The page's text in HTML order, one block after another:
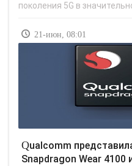
поколения 5G в
21-июн, 08:01
Qualcomm представила 12-нм чипсеты
Snapdragon Wear 4100